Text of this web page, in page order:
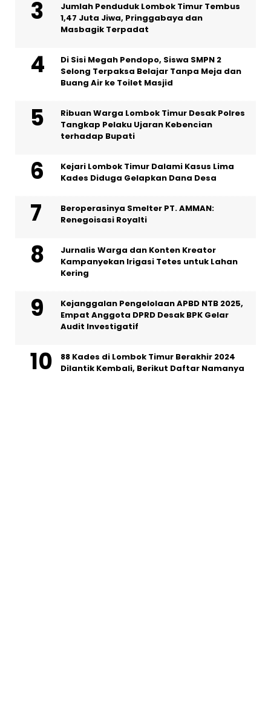
Jumlah Penduduk Lombok Timur Tembus
1,47 Juta Jiwa, Pringgabaya dan
Masbagik Terpadat
Di Sisi Megah Pendopo, Siswa SMPN 2
Selong Terpaksa Belajar Tanpa Meja dan
Buang Air ke Toilet Masjid
Ribuan Warga Lombok Timur Desak Polres
Tangkap Pelaku Ujaran Kebencian
terhadap Bupati
Kejari Lombok Timur Dalami Kasus Lima
Kades Diduga Gelapkan Dana Desa
Beroperasinya Smelter PT. AMMAN:
Renegoisasi Royalti
Jurnalis Warga dan Konten Kreator
Kampanyekan Irigasi Tetes untuk Lahan
Kering
Kejanggalan Pengelolaan APBD NTB 2025,
Empat Anggota DPRD Desak BPK Gelar
Audit Investigatif
88 Kades di Lombok Timur Berakhir 2024
Dilantik Kembali, Berikut Daftar Namanya